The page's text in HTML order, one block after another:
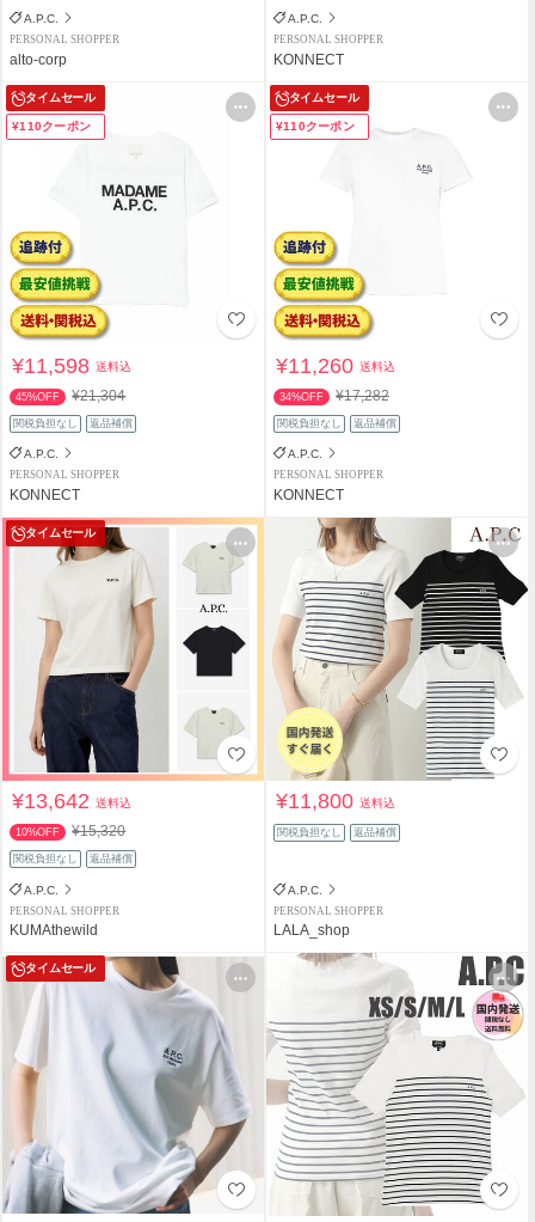
A.P.C.
PERSONAL SHOPPER
alto-corp
A.P.C.
PERSONAL SHOPPER
KONNECT
タイムセール
¥110クーポン
¥11,598送料込
45%OFF ¥21,304
関税負担なし 返品補償
A.P.C.
PERSONAL SHOPPER
KONNECT
タイムセール
¥110クーポン
¥11,260送料込
34%OFF ¥17,282
関税負担なし 返品補償
A.P.C.
PERSONAL SHOPPER
KONNECT
タイムセール
¥13,642送料込
10%OFF ¥15,320
関税負担なし 返品補償
A.P.C.
PERSONAL SHOPPER
KUMAthewild
¥11,800送料込
関税負担なし 返品補償
A.P.C.
PERSONAL SHOPPER
LALA_shop
タイムセール